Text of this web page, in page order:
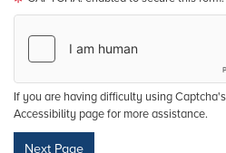
If you are having difficulty using
Accessibility page for more assistance.